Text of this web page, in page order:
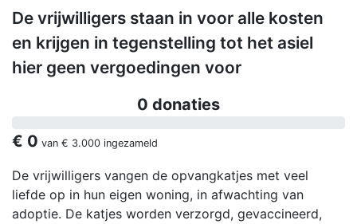
De vrijwilligers staan in voor alle kosten
en krijgen in tegenstelling tot het asiel
hier geen vergoedingen voor
0 donaties
€ 0 van € 3.000 ingezameld
De vrijwilligers vangen de opvangkatjes met veel
liefde op in hun eigen woning, in afwachting van
adoptie. De katjes worden verzorgd, gevaccineerd,